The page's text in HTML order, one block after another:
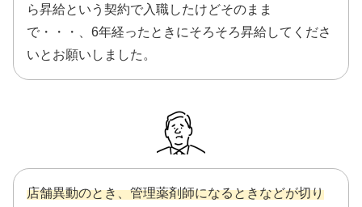
ら昇給という契約で入職したけどそのまま
で・・・、6年経ったときにそろそろ昇給してくださ
いとお願いしました。
店舗異動のとき、管理薬剤師になるときなどが切り